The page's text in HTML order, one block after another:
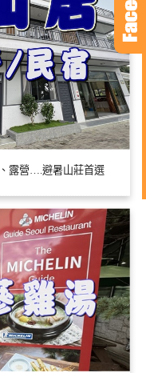
露營….避暑山莊首選